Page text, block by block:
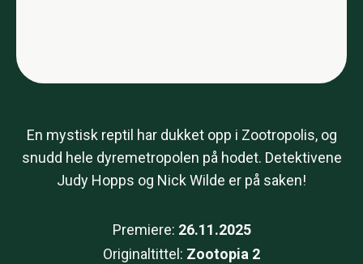
En mystisk reptil har dukket opp i Zootropolis, og
snudd hele dyremetropolen på hodet. Detektivene
Judy Hopps og Nick Wilde er på saken!
Premiere: 26.11.2025
Originaltittel: Zootopia 2